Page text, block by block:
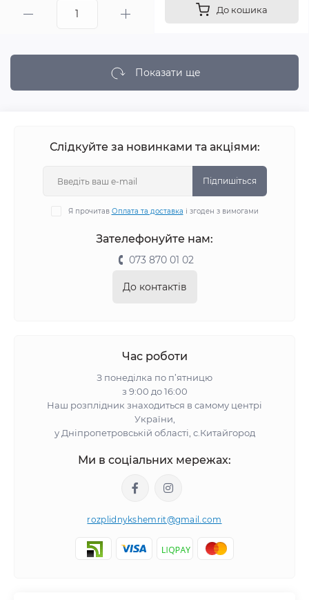
До кошика
Показати ще
Слідкуйте за новинками та акціями:
Підпишіться
Я прочитав Оплата та доставка і згоден з вимогами
Зателефонуйте нам:
073 870 01 02
До контактів
Час роботи
З понеділка по п’ятницю
з 9:00 до 16:00
Наш розплідник знаходиться в самому центрі
України,
у Дніпропетровській області, с.Китайгород
Ми в соціальних мережах:
rozplidnykshemrit@gmail.com